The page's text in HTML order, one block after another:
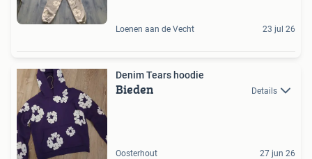
Loenen aan de Vecht 23 jul 26
Denim Tears hoodie
Bieden Details
Oosterhout 27 jun 26